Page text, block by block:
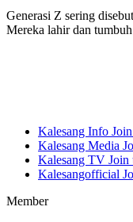
Generasi Z sering
Mereka lahir dan
Kalesang Info
Kalesang Media
Kalesang TV Join
Kalesangofficial
Member